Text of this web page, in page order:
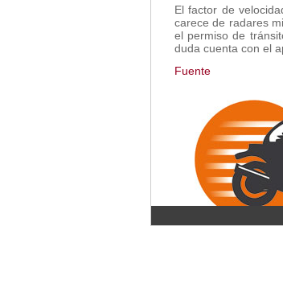
El factor de
carece de radares
el permiso de
duda cuenta con el
Fuente